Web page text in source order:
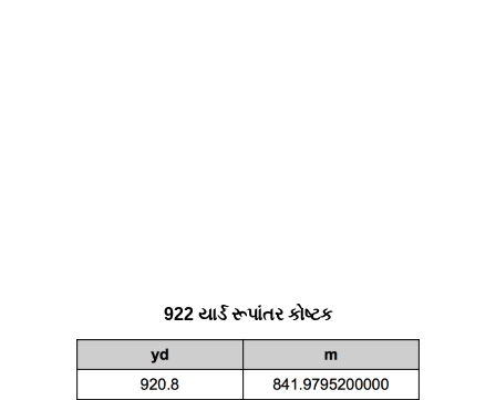
922 યાર્ડ રૂપાંતર કોષ્ટક